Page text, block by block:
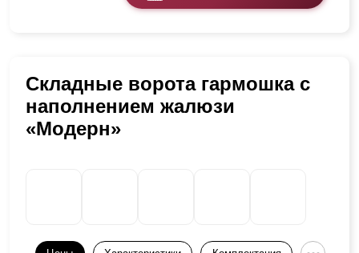
Складные ворота гармошка с
наполнением жалюзи
«Модерн»